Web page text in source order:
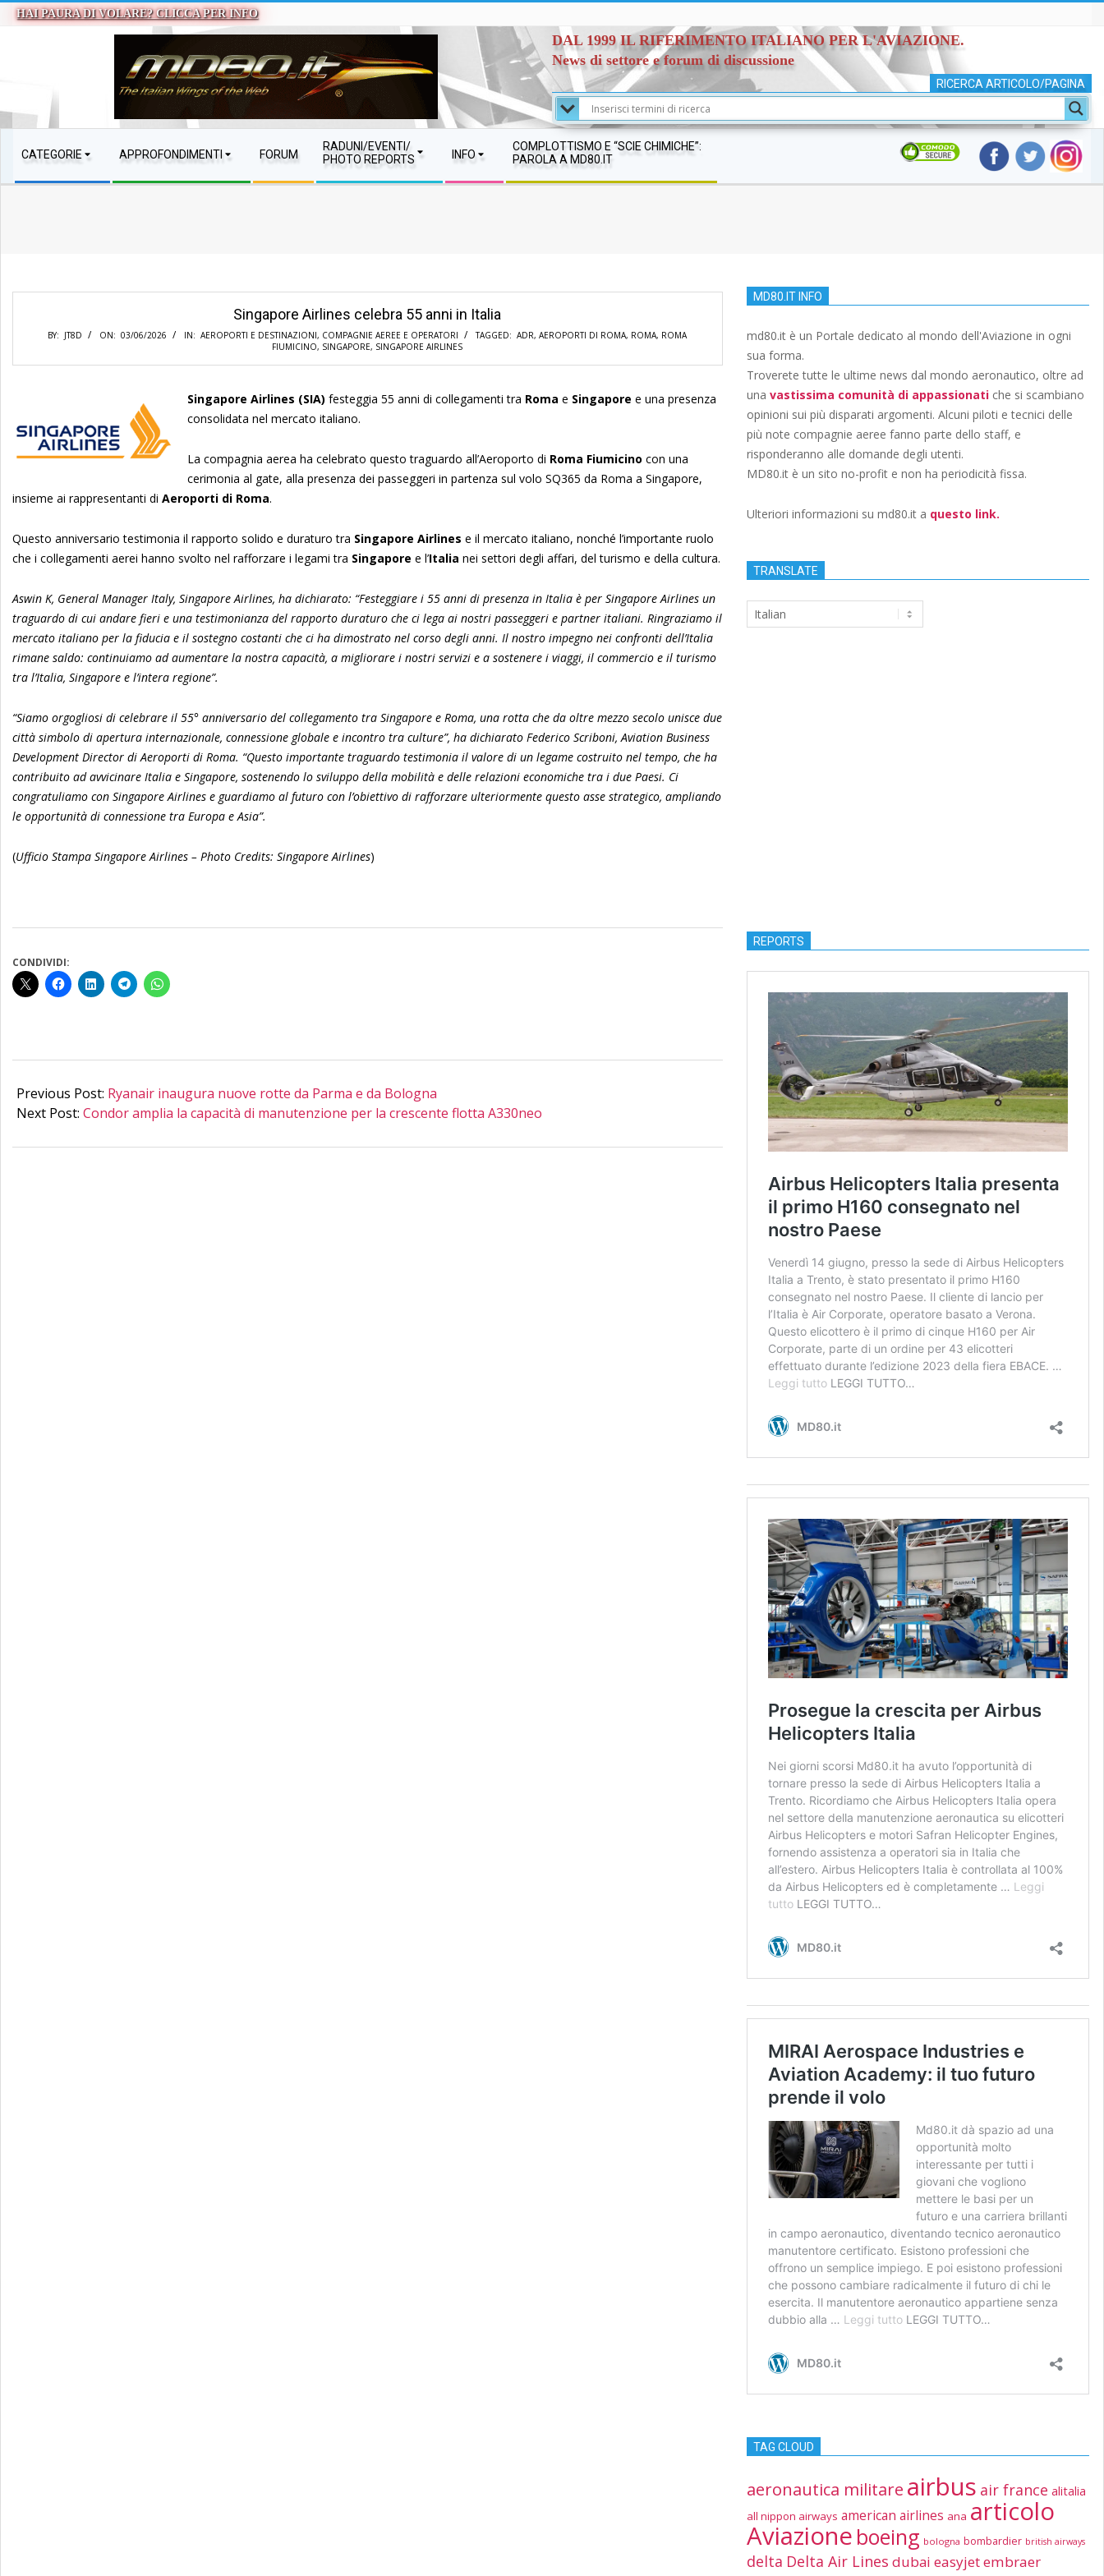
SkipHAI PAURA DI VOLARE? CLICCA PER INFO
MD80.IT
DAL 1999 IL RIFERIMENTO ITALIANO PER L'AVIAZIONE.
News di settore e forum di discussione
RICERCA ARTICOLO/PAGINA
NAVIGATION
MENU
CATEGORIE APPROFONDIMENTI FORUM
RADUNI/EVENTI/
PHOTO REPORTS
INFO
COMPLOTTISMO E “SCIE CHIMICHE”:
PAROLA A MD80.IT
Singapore Airlines celebra 55 anni in Italia
BY: JT8D ON: 03/06/2026 IN: AEROPORTI E DESTINAZIONI, COMPAGNIE AEREE E OPERATORI TAGGED: ADR,AEROPORTI DI ROMA, ROMA, ROMA
FIUMICINO, SINGAPORE, SINGAPORE AIRLINES
Singapore Airlines (SIA) festeggia 55 anni di collegamenti tra Roma e Singapore e una presenza
consolidata nel mercato italiano.
La compagnia aerea ha celebrato questo traguardo all’Aeroporto di Roma Fiumicino con una
cerimonia al gate, alla presenza dei passeggeri in partenza sul volo SQ365 da Roma a Singapore,
insieme ai rappresentanti di Aeroporti di Roma.
Questo anniversario testimonia il rapporto solido e duraturo tra Singapore Airlines e il mercato italiano, nonché l’importante ruolo
che i collegamenti aerei hanno svolto nel rafforzare i legami tra Singapore e l’Italia nei settori degli affari, del turismo e della cultura.
Aswin K, General Manager Italy, Singapore Airlines, ha dichiarato: “Festeggiare i 55 anni di presenza in Italia è per Singapore Airlines un
traguardo di cui andare fieri e una testimonianza del rapporto duraturo che ci lega ai nostri passeggeri e partner italiani. Ringraziamo il
mercato italiano per la fiducia e il sostegno costanti che ci ha dimostrato nel corso degli anni. Il nostro impegno nei confronti dell’Italia
rimane saldo: continuiamo ad aumentare la nostra capacità, a migliorare i nostri servizi e a sostenere i viaggi, il commercio e il turismo
tra l’Italia, Singapore e l’intera regione”.
“Siamo orgogliosi di celebrare il 55° anniversario del collegamento tra Singapore e Roma, una rotta che da oltre mezzo secolo unisce due
città simbolo di apertura internazionale, connessione globale e incontro tra culture”, ha dichiarato Federico Scriboni, Aviation Business
Development Director di Aeroporti di Roma. “Questo importante traguardo testimonia il valore di un legame costruito nel tempo, che ha
contribuito ad avvicinare Italia e Singapore, sostenendo lo sviluppo della mobilità e delle relazioni economiche tra i due Paesi. Ci
congratuliamo con Singapore Airlines e guardiamo al futuro con l’obiettivo di rafforzare ulteriormente questo asse strategico, ampliando
le opportunità di connessione tra Europa e Asia”.
(Ufficio Stampa Singapore Airlines – Photo Credits: Singapore Airlines)
CONDIVIDI:
06-
03
Previous Post: Ryanair inaugura nuove rotte da Parma e da Bologna
Next Post: Condor amplia la capacità di manutenzione per la crescente flotta A330neo
MD80.IT INFO
md80.it è un Portale dedicato al mondo dell'Aviazione in ogni
sua forma.
Troverete tutte le ultime news dal mondo aeronautico, oltre ad
una vastissima comunità di appassionatiche si scambiano
opinioni sui più disparati argomenti. Alcuni piloti e tecnici delle
più note compagnie aeree fanno parte dello staff, e
risponderanno alle domande degli utenti.
MD80.it è un sito no-profit e non ha periodicità fissa.
Ulteriori informazioni su md80.it a questo link.
TRANSLATE
REPORTS
TAG CLOUD
aeronautica militare airbus air france alitalia
all nippon airways american airlines ana articolo
Aviazione boeing bologna bombardier british airways
delta Delta Air Lines dubai easyjetembraer